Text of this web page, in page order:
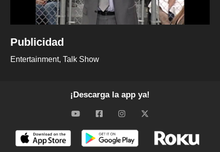
Publicidad
Entertainment Talk Show
¡Descarga la app ya!